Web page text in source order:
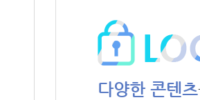
다양한 콘텐츠